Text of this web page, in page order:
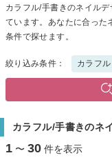
カラフル/手書きのネイル
ています。あなたに合った
条件で探せます。
絞り込み条件： カラフル
カラフル/手書きのネ
1 〜 30 件を表示